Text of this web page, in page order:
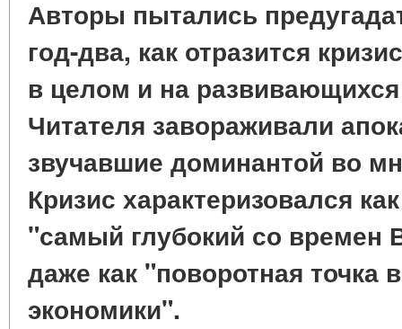
Авторы пытались
год-два, как отразится
в целом и на развивающихся
Читателя завораживали
звучавшие доминантой во
Кризис характеризовался
"самый глубокий со времен
даже как "поворотная точка
экономики".